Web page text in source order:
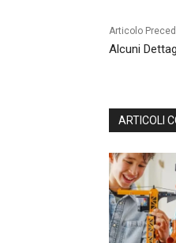
Articolo
Alcuni
ARTICOLI